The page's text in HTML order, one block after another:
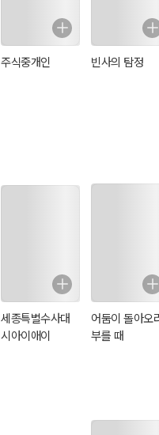
주식중개인 빈사의 탐정
세종특별수사대
시아이애이
어둠이 돌아오
부를 때